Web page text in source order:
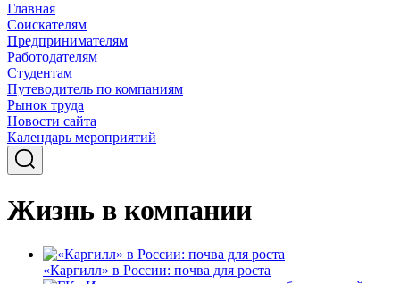
Главная
Соискателям
Предпринимателям
Работодателям
Студентам
Путеводитель по компаниям
Рынок труда
Новости сайта
Календарь мероприятий
Жизнь в компании
«Каргилл» в России: почва для роста